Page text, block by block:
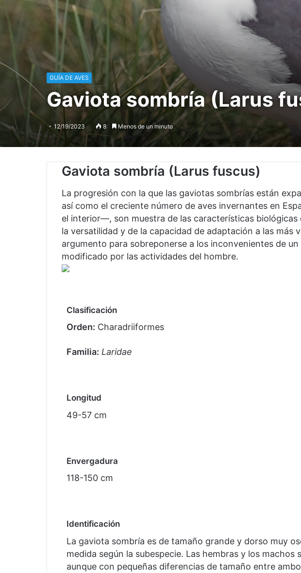
GUÍA DE AVES
Gaviota sombría (Larus
12/19/2023 8 Menos de un minuto
Gaviota sombría (Larus fuscus)
La progresión con la que las gaviotas sombrías están
así como el creciente número de aves invernantes en
el interior—, son muestra de las características biológicas
la versatilidad y de la capacidad de adaptación a las más
argumento para sobreponerse a los inconvenientes de
modificado por las actividades del hombre.
Clasificación
Orden: Charadriiformes
Familia: Laridae
Longitud
49-57 cm
Envergadura
118-150 cm
Identificación
La gaviota sombría es de tamaño grande y dorso muy
medida según la subespecie. Las hembras y los machos
aunque con pequeñas diferencias de tamaño entre